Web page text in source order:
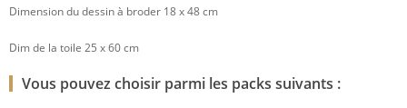
Dimension du dessin à broder 18 x 48 cm
Dim de la toile 25 x 60 cm
Vous pouvez choisir parmi les packs suivants :